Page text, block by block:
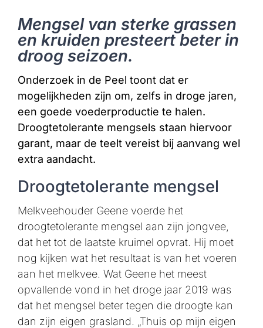
Mengsel van sterke grassen
en kruiden presteert beter in
droog seizoen.
Onderzoek in de Peel toont dat er
mogelijkheden zijn om, zelfs in droge jaren,
een goede voederproductie te halen.
Droogtetolerante mengsels staan hiervoor
garant, maar de teelt vereist bij aanvang wel
extra aandacht.
Droogtetolerante mengsel
Melkveehouder Geene voerde het
droogtetolerante mengsel aan zijn jongvee,
dat het tot de laatste kruimel opvrat. Hij moet
nog kijken wat het resultaat is van het voeren
aan het melkvee. Wat Geene het meest
opvallende vond in het droge jaar 2019 was
dat het mengsel beter tegen die droogte kan
dan zijn eigen grasland. „Thuis op mijn eigen